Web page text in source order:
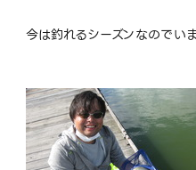
今は釣れるシーズンなのでい